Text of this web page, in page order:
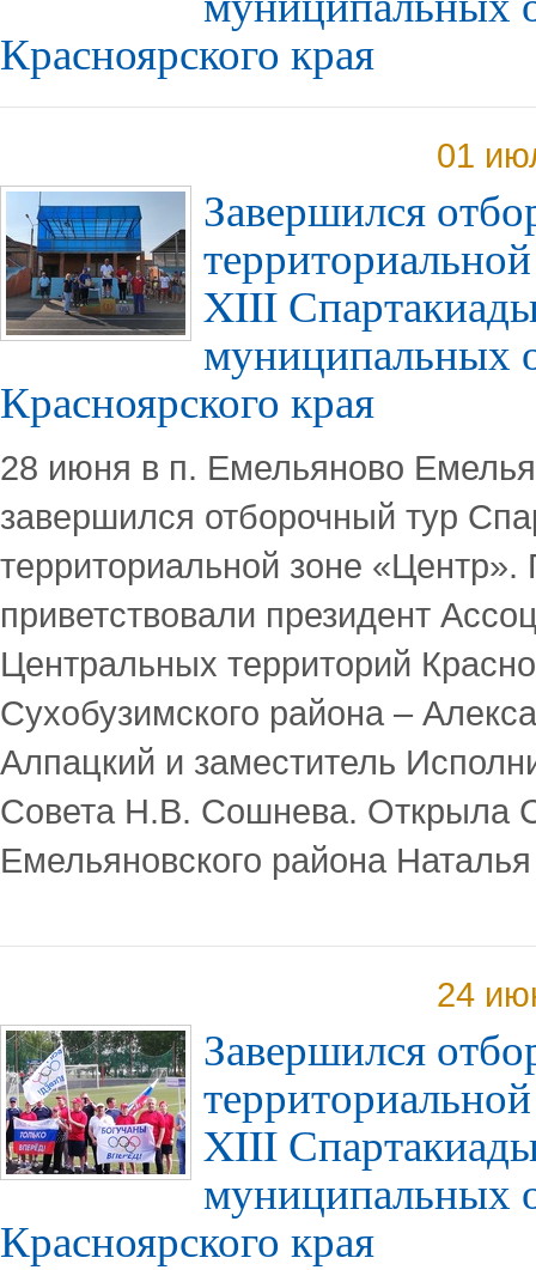
Красноярского края
01
Завершился
XIII
муниципальных
Красноярского края
28 июня в п. Емельяново
завершился отборочный тур
территориальной зоне
приветствовали президент
Центральных территорий
Сухобузимского района –
Алпацкий и заместитель
Совета Н.В. Сошнева. Открыла
Емельяновского района
24
Завершился
XIII
муниципальных
Красноярского края